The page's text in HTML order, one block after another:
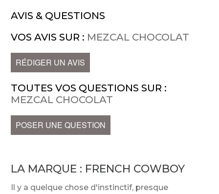
AVIS & QUESTIONS
VOS AVIS SUR : MEZCAL CHOCOLAT
RÉDIGER UN AVIS
TOUTES VOS QUESTIONS SUR :
MEZCAL CHOCOLAT
POSER UNE QUESTION
LA MARQUE : FRENCH COWBOY
Il y a quelque chose d'instinctif, presque